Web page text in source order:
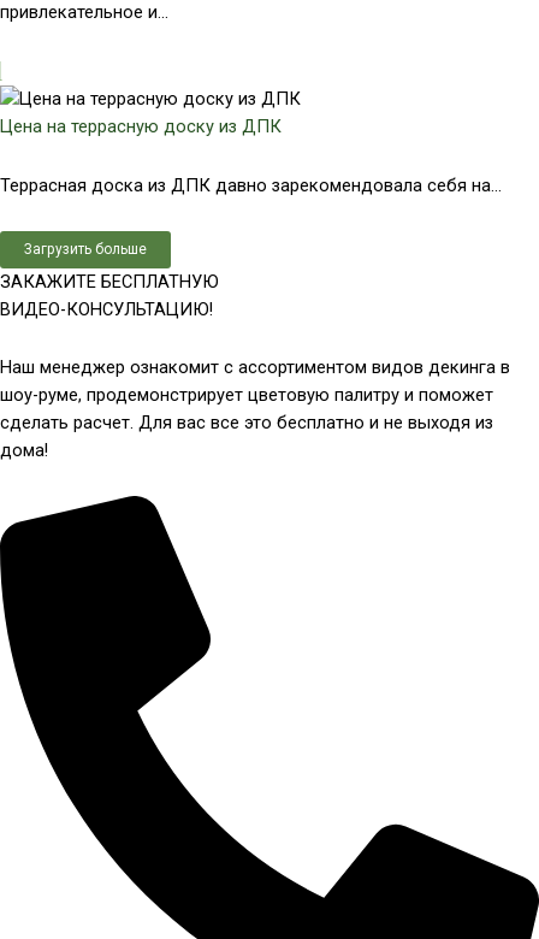
привлекательное и...
Цена на террасную доску из ДПК
Террасная доска из ДПК давно зарекомендовала себя на...
Загрузить больше
ЗАКАЖИТЕ БЕСПЛАТНУЮ
ВИДЕО-КОНСУЛЬТАЦИЮ!
Наш менеджер ознакомит с ассортиментом видов декинга в
шоу-руме, продемонстрирует цветовую палитру и поможет
сделать расчет. Для вас все это бесплатно и не выходя из
дома!